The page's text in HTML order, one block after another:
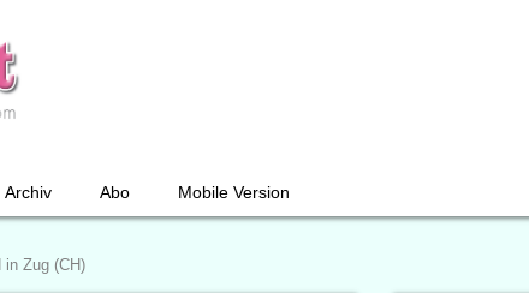
Archiv Abo Mobile Version
in Zug (CH)